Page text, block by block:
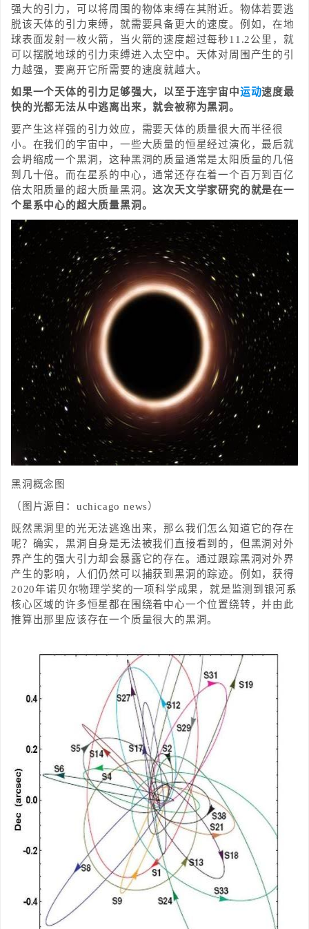
强大的引力，可以将周围的物体束缚在其附近。物体若要逃
脱该天体的引力束缚，就需要具备更大的速度。例如，在地
球表面发射一枚火箭，当火箭的速度超过每秒11.2公里，就
可以摆脱地球的引力束缚进入太空中。天体对周围产生的引
力越强，要离开它所需要的速度就越大。
如果一个天体的引力足够强大，以至于连宇宙中运动速度最
快的光都无法从中逃离出来，就会被称为黑洞。
要产生这样强的引力效应，需要天体的质量很大而半径很
小。在我们的宇宙中，一些大质量的恒星经过演化，最后就
会坍缩成一个黑洞，这种黑洞的质量通常是太阳质量的几倍
到几十倍。而在星系的中心，通常还存在着一个百万到百亿
倍太阳质量的超大质量黑洞。这次天文学家研究的就是在一
个星系中心的超大质量黑洞。
黑洞概念图
（图片源自：uchicago news）
既然黑洞里的光无法逃逸出来，那么我们怎么知道它的存在
呢？确实，黑洞自身是无法被我们直接看到的，但黑洞对外
界产生的强大引力却会暴露它的存在。通过跟踪黑洞对外界
产生的影响，人们仍然可以捕获到黑洞的踪迹。例如，获得
2020年诺贝尔物理学奖的一项科学成果，就是监测到银河系
核心区域的许多恒星都在围绕着中心一个位置绕转，并由此
推算出那里应该存在一个质量很大的黑洞。